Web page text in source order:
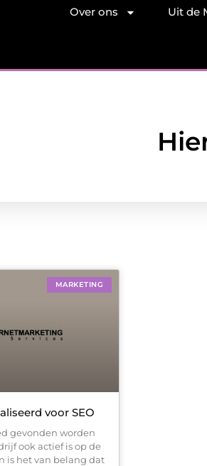
Over ons Uit de
MARKETING
voor SEO
gevonden worden
ook actief is op de
is het van belang dat